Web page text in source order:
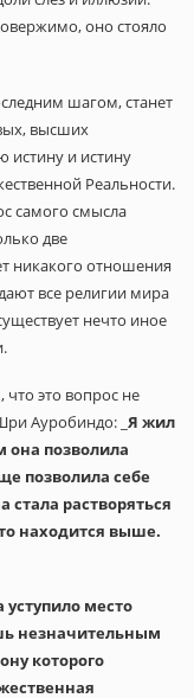
оно стояло
шагом, станет
высших
истину и истину
Реальности.
самого смысла
две
никакого отношения
все религии мира
нечто иное
это вопрос не
Ауробиндо: _ Я жил
она позволила
позволила себе
стала растворяться
находится выше.
место
незначительным
которого